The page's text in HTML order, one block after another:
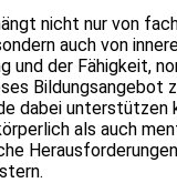
nicht nur von
auch von
und der Fähigkeit,
Bildungsangebot
dabei unterstützen
als auch